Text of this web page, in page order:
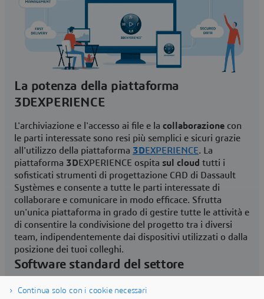
La potenza della piattaforma
3DEXPERIENCE
L'archiviazione e l'accesso ai file e la collaborazione con
le parti interessate sono resi più semplici e sicuri grazie
all'utilizzo della piattaforma 3DEXPERIENCE. La
piattaforma 3DEXPERIENCE ospita sul cloud tutti i
sofisticati strumenti di progettazione CAD di Dassault
Systèmes e consente a tutte le parti interessate di
collaborare e comunicare in modo efficace. Sfrutta
un'unica piattaforma in grado di gestire tutte le attività e
di consentire la condivisione del progetto tra i diversi
team, indipendentemente dai dispositivi utilizzati o dalla
posizione dei tuoi colleghi.
Software standard del settore
Ampiamente utilizzati da decenni nell'
Continua solo con i cookie necessari